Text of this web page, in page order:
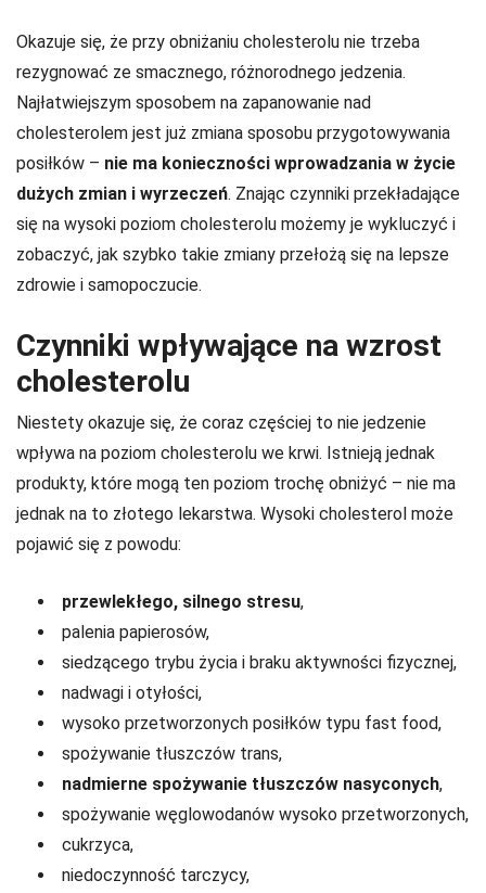
Okazuje się, że przy obniżaniu cholesterolu nie trzeba
rezygnować ze smacznego, różnorodnego jedzenia.
Najłatwiejszym sposobem na zapanowanie nad
cholesterolem jest już zmiana sposobu przygotowywania
posiłków – nie ma konieczności wprowadzania w życie
dużych zmian i wyrzeczeń. Znając czynniki przekładające
się na wysoki poziom cholesterolu możemy je wykluczyć i
zobaczyć, jak szybko takie zmiany przełożą się na lepsze
zdrowie i samopoczucie.
Czynniki wpływające na wzrost
cholesterolu
Niestety okazuje się, że coraz częściej to nie jedzenie
wpływa na poziom cholesterolu we krwi. Istnieją jednak
produkty, które mogą ten poziom trochę obniżyć – nie ma
jednak na to złotego lekarstwa. Wysoki cholesterol może
pojawić się z powodu:
przewlekłego, silnego stresu,
palenia papierosów,
siedzącego trybu życia i braku aktywności fizycznej,
nadwagi i otyłości,
wysoko przetworzonych posiłków typu fast food,
spożywanie tłuszczów trans,
nadmierne spożywanie tłuszczów nasyconych,
spożywanie węglowodanów wysoko przetworzonych,
cukrzyca,
niedoczynność tarczycy,